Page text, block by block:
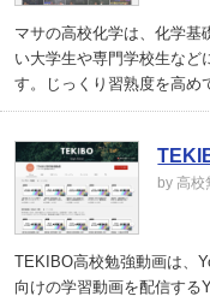
マサの高校化学は、化学基
い大学生や専門学校生など
す。じっくり習熟度を高め
by 高校
TEKIBO高校勉強動画は、
向けの学習動画を配信する